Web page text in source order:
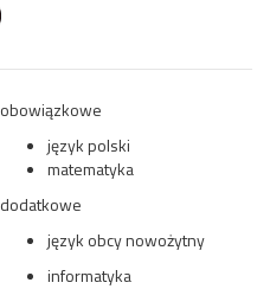
obowiązkowe
język polski
matematyka
dodatkowe
język obcy nowożytny
informatyka